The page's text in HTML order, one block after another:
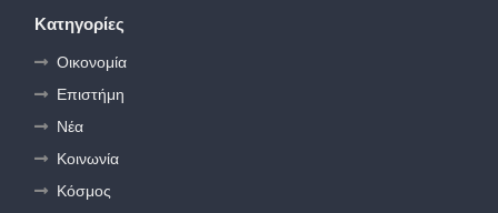
Κατηγορίες
Οικονομία
Επιστήμη
Νέα
Κοινωνία
Κόσμος